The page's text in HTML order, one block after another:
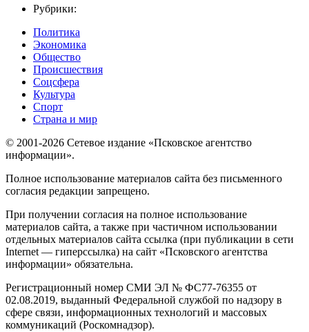
Рубрики:
Политика
Экономика
Общество
Происшествия
Соцсфера
Культура
Спорт
Страна и мир
© 2001-2026 Сетевое издание «Псковское агентство
информации».
Полное использование материалов сайта без письменного
согласия редакции запрещено.
При получении согласия на полное использование
материалов сайта, а также при частичном использовании
отдельных материалов сайта ссылка (при публикации в сети
Internet — гиперссылка) на сайт «Псковского агентства
информации» обязательна.
Регистрационный номер СМИ ЭЛ № ФС77-76355 от
02.08.2019, выданный Федеральной службой по надзору в
сфере связи, информационных технологий и массовых
коммуникаций (Роскомнадзор).